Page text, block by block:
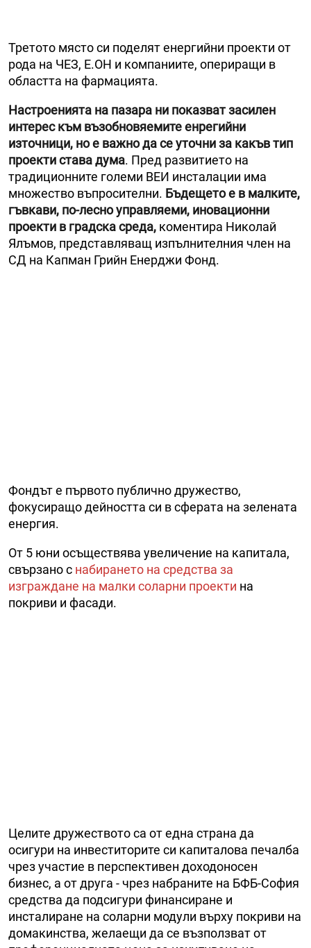
Третото място си поделят енергийни проекти от
рода на ЧЕЗ, Е.ОН и компаниите, опериращи в
областта на фармацията.
Настроенията на пазара ни показват засилен
интерес към възобновяемите енрегийни
източници, но е важно да се уточни за какъв тип
проекти става дума. Пред развитието на
традиционните големи ВЕИ инсталации има
множество въпросителни. Бъдещето е в малките,
гъвкави, по-лесно управляеми, иновационни
проекти в градска среда, коментира Николай
Ялъмов, представляващ изпълнителния член на
СД на Капман Грийн Енерджи Фонд.
Фондът е първото публично дружество,
фокусиращо дейността си в сферата на зелената
енергия.
От 5 юни осъществява увеличение на капитала,
свързано с набирането на средства за
изграждане на малки соларни проекти на
покриви и фасади.
Целите дружеството са от една страна да
осигури на инвеститорите си капиталова печалба
чрез участие в перспективен доходоносен
бизнес, а от друга - чрез набраните на БФБ-София
средства да подсигури финансиране и
инсталиране на соларни модули върху покриви на
домакинства, желаещи да се възползват от